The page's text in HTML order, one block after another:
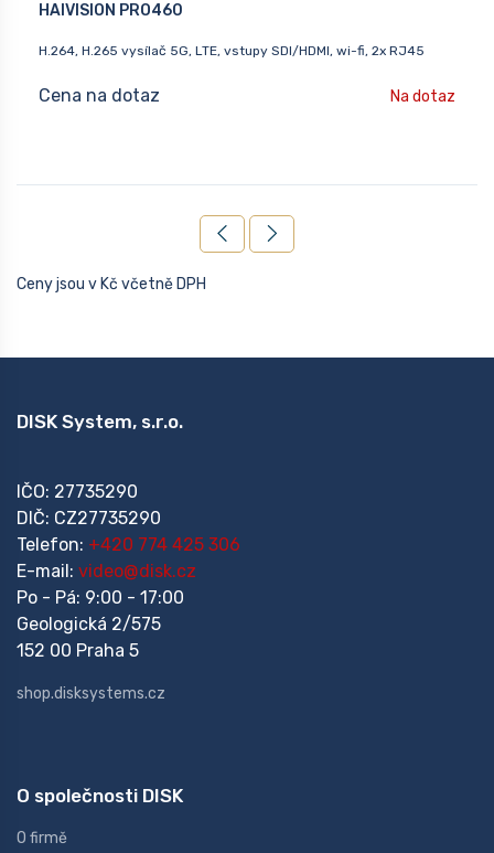
HAIVISION PRO460
H.264, H.265 vysílač 5G, LTE, vstupy SDI/HDMI, wi-fi, 2x RJ45
Cena na dotaz Na dotaz
Ceny jsou v Kč včetně DPH
DISK System, s.r.o.
IČO: 27735290
DIČ: CZ27735290
Telefon: +420 774 425 306
E-mail: video@disk.cz
Po - Pá: 9:00 - 17:00
Geologická 2/575
152 00 Praha 5
shop.disksystems.cz
O společnosti DISK
O firmě